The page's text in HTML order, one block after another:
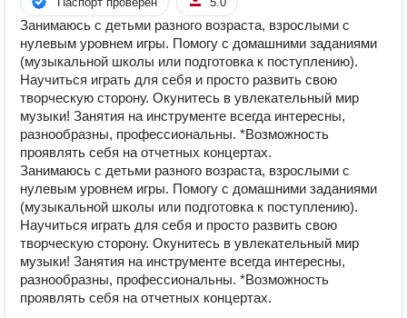
Занимаюсь с детьми разного возраста, взрослыми с
нулевым уровнем игры. Помогу с домашними заданиями
(музыкальной школы или подготовка к поступлению).
Научиться играть для себя и просто развить свою
творческую сторону. Окунитесь в увлекательный мир
музыки! Занятия на инструменте всегда интересны,
разнообразны, профессиональны. *Возможность
проявлять себя на отчетных концертах.
Занимаюсь с детьми разного возраста, взрослыми с
нулевым уровнем игры. Помогу с домашними заданиями
(музыкальной школы или подготовка к поступлению).
Научиться играть для себя и просто развить свою
творческую сторону. Окунитесь в увлекательный мир
музыки! Занятия на инструменте всегда интересны,
разнообразны, профессиональны. *Возможность
проявлять себя на отчетных концертах.